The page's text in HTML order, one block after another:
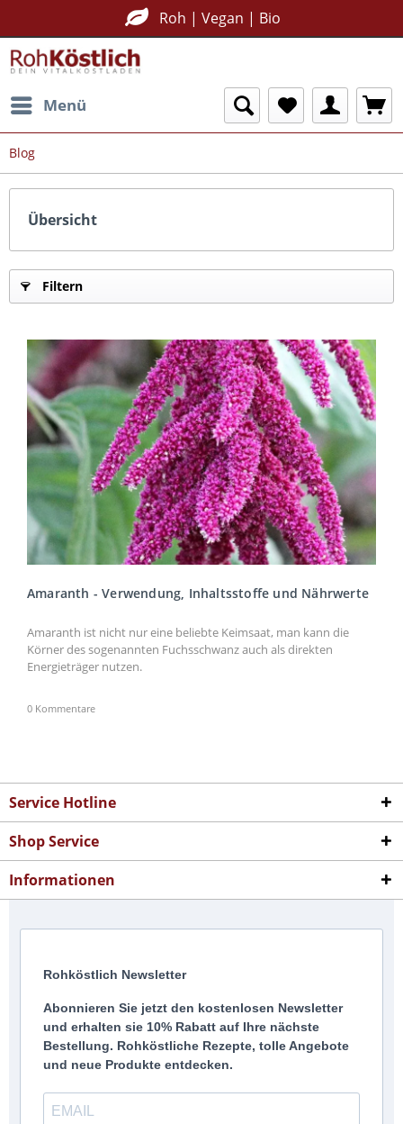
Roh | Vegan | Bio
Menü
Blog
Übersicht
Filtern
Amaranth - Verwendung, Inhaltsstoffe und Nährwerte
Amaranth ist nicht nur eine beliebte Keimsaat, man kann die
Körner des sogenannten Fuchsschwanz auch als direkten
Energieträger nutzen.
0 Kommentare
Service Hotline
Shop Service
Informationen
Rohköstlich Newsletter
Abonnieren Sie jetzt den kostenlosen Newsletter
und erhalten sie 10% Rabatt auf Ihre nächste
Bestellung. Rohköstliche Rezepte, tolle Angebote
und neue Produkte entdecken.